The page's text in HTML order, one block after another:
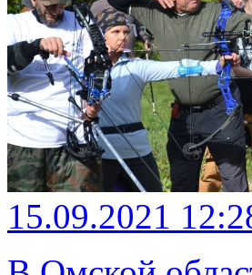
15.09.2021